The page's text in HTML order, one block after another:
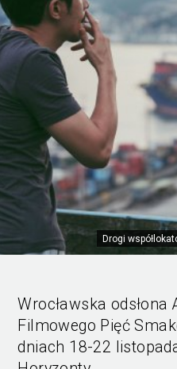
Drogi
Wrocławska
Filmowego Pięć
dniach 18-22